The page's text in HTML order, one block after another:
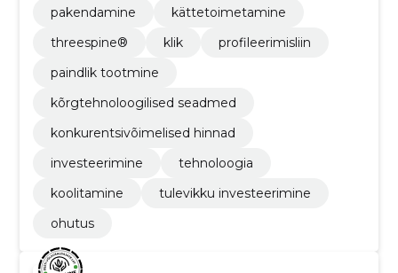
pakendamine
kättetoimetamine
threespine®
klik
profileerimisliin
paindlik tootmine
kõrgtehnoloogilised seadmed
konkurentsivõimelised hinnad
investeerimine
tehnoloogia
koolitamine
tulevikku investeerimine
ohutus